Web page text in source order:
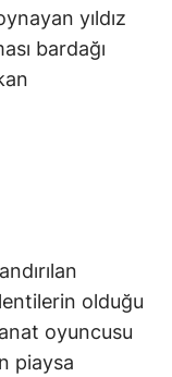
yıldız
bardağı
olduğu
oyuncusu
piaysa